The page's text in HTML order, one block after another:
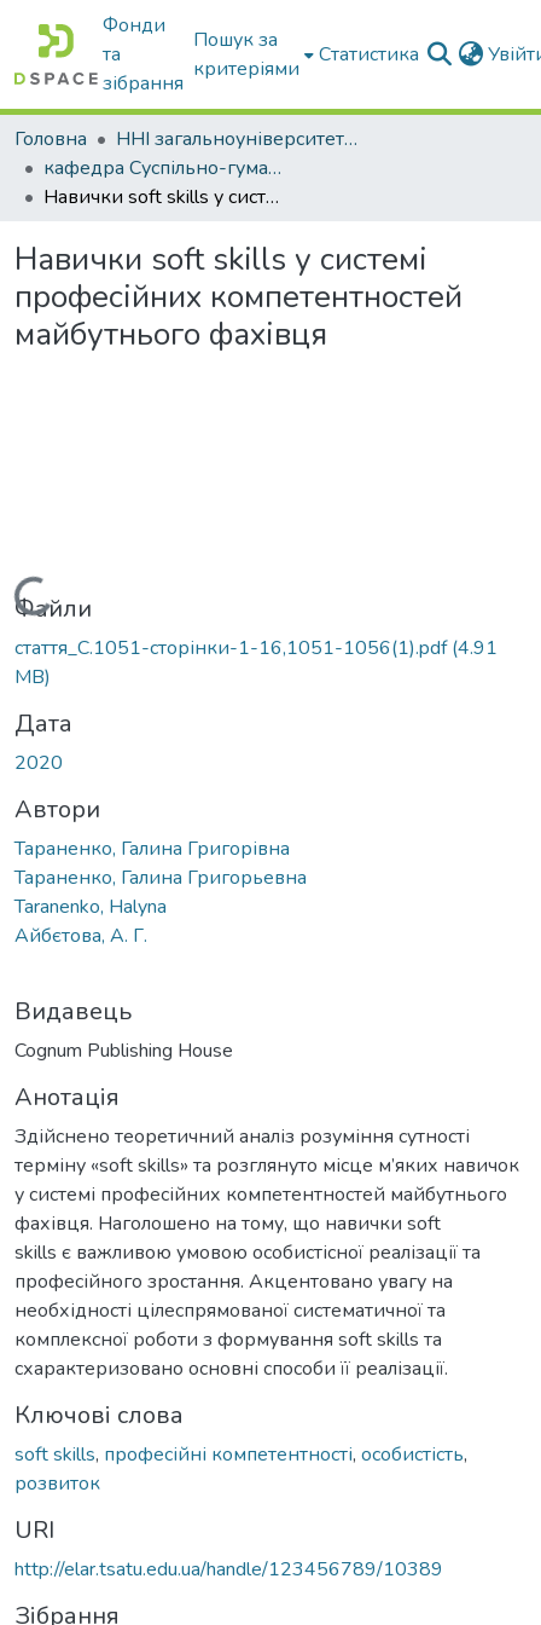
Фонди
та
зібрання
Пошук за
критеріями
Статистика
Головна
ННІ загальноуніверситетської підготовки
кафедра Суспільно-гуманітарні науки
Навички soft skills у системі професійних компетентностей майбутнього фахівця
Навички soft skills у системі
професійних компетентностей
майбутнього фахівця
Вантажиться...
Файли
стаття_С.1051-сторінки-1-16,1051-1056(1).pdf(4.91
MB)
Дата
2020
Автори
Тараненко, Галина Григорівна
Тараненко, Галина Григорьевна
Taranenko, Halyna
Айбєтова, А. Г.
Видавець
Cognum Publishing House
Анотація
Здійснено теоретичний аналіз розуміння сутності
терміну «soft skills» та розглянуто місце м’яких навичок
у системі професійних компетентностей майбутнього
фахівця. Наголошено на тому, що навички soft
skills є важливою умовою особистісної реалізації та
професійного зростання. Акцентовано увагу на
необхідності цілеспрямованої систематичної та
комплексної роботи з формування soft skills та
схарактеризовано основні способи її реалізації.
Ключові слова
soft skills, професійні компетентності, особистість,
розвиток
URI
http://elar.tsatu.edu.ua/handle/123456789/10389
Зібрання